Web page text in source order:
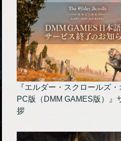
『エルダー・スクロールズ
PC版（DMM GAMES版）』
拶